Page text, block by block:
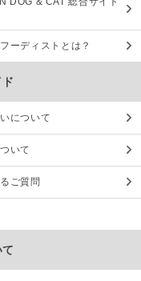
ーディストとは？
について
いて
ご質問